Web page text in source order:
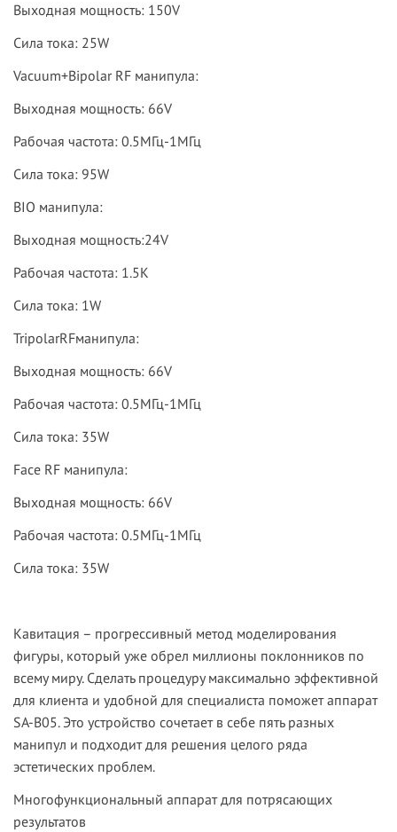
Выходная мощность: 150V
Сила тока: 25W
Vacuum+Bipolar RF манипула:
Выходная мощность: 66V
Рабочая частота: 0.5МГц-1МГц
Сила тока: 95W
BIO манипула:
Выходная мощность:24V
Рабочая частота: 1.5K
Сила тока: 1W
TripolarRFманипула:
Выходная мощность: 66V
Рабочая частота: 0.5МГц-1МГц
Сила тока: 35W
Face RF манипула:
Выходная мощность: 66V
Рабочая частота: 0.5МГц-1МГц
Сила тока: 35W
Кавитация – прогрессивный метод моделирования
фигуры, который уже обрел миллионы поклонников по
всему миру. Сделать процедуру максимально эффективной
для клиента и удобной для специалиста поможет аппарат
SA-B05. Это устройство сочетает в себе пять разных
манипул и подходит для решения целого ряда
эстетических проблем.
Многофункциональный аппарат для потрясающих
результатов